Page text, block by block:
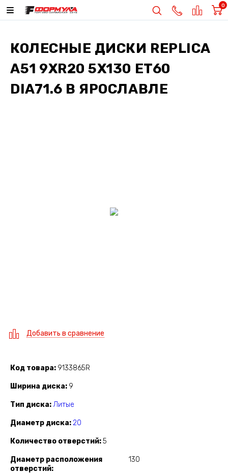
0
КОЛЕСНЫЕ ДИСКИ REPLICA
A51 9XR20 5X130 ET60
DIA71.6 В ЯРОСЛАВЛЕ
Добавить в сравнение
Код товара 9133865R
Ширина диска 9
Тип диска Литые
Диаметр диска 20
Количество отверстий 5
Диаметр расположения
отверстий
130